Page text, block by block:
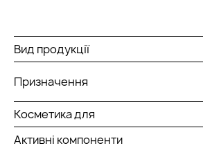
Вид продукції
Призначення
Косметика для
Активні компоненти